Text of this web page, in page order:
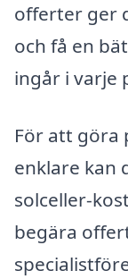
offerter ger
och få en
ingår i varje
För att göra
enklare kan
solceller-
begära